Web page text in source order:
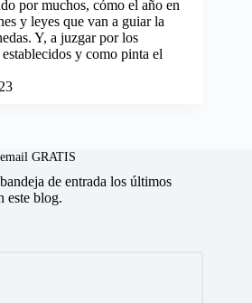
por muchos, cómo el año en
y leyes que van a guiar la
Y, a juzgar por los
y como pinta el
GRATIS
de entrada los últimos
este blog.